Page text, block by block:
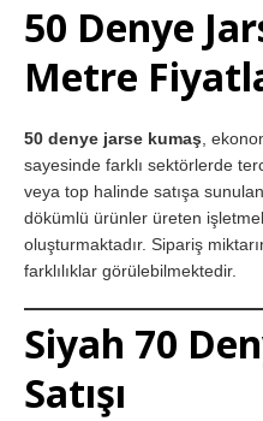
50 Denye
Metre
50 denye jarse kumaş,
sayesinde farklı sektörlerde
veya top halinde satışa
dökümlü ürünler üreten
oluşturmaktadır. Sipariş
farklılıklar görülebilmektedir.
Siyah 70
Satışı